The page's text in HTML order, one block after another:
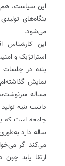
این سیاست، هم
بنگاه‌های
می‌شود.
این کارشناس
استراتژیک و
بنده در
نمایش
مساله
داشت بنیه
ساله دارد
می‌کند اگر
ارتقا یابد